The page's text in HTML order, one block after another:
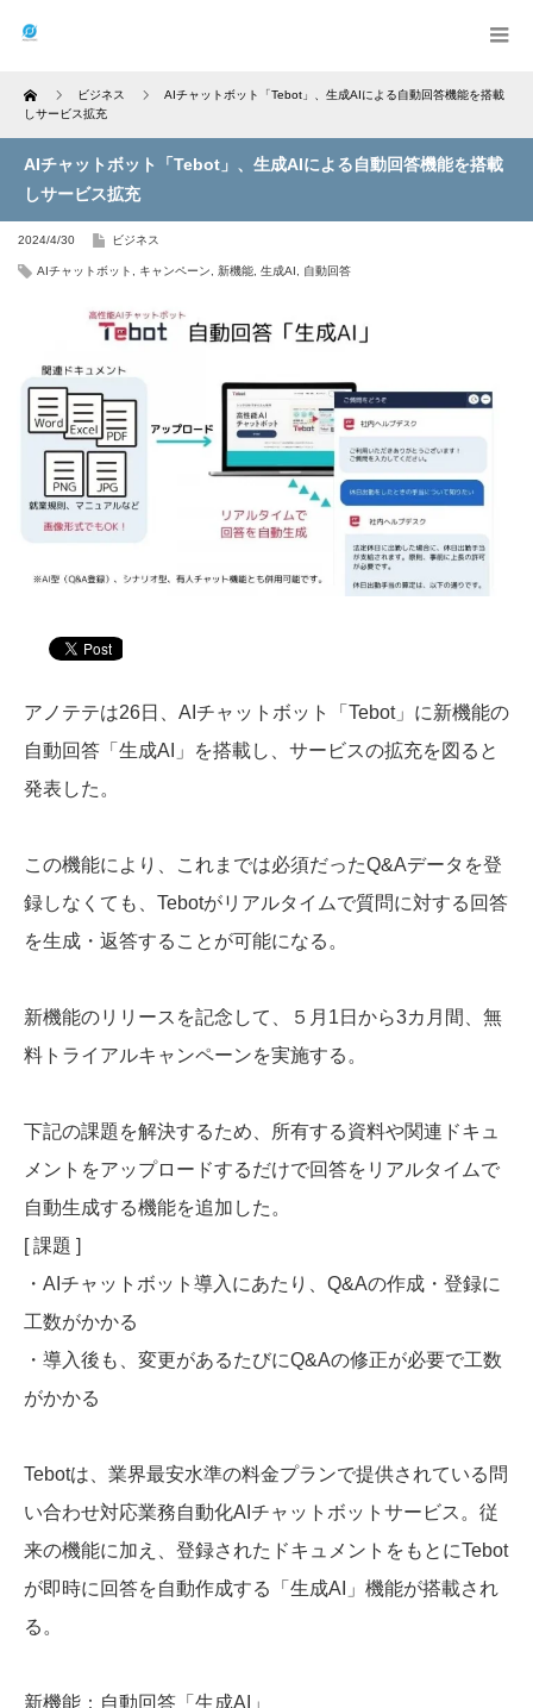
Home ビジネス
AIチャットボット「Tebot」、生成AIによる自動回答機能を搭載
しサービス拡充
AIチャットボット「Tebot」、生成AIによる自動回答機能を搭載
しサービス拡充
2024/4/30 ビジネス
AIチャットボット キャンペーン 新機能 生成AI 自動回答
アノテテは26日、AIチャットボット「Tebot」に新機能の
自動回答「生成AI」を搭載し、サービスの拡充を図ると
発表した。
この機能により、これまでは必須だったQ&Aデータを登
録しなくても、Tebotがリアルタイムで質問に対する回答
を生成・返答することが可能になる。
新機能のリリースを記念して、５月1日から3カ月間、無
料トライアルキャンペーンを実施する。
下記の課題を解決するため、所有する資料や関連ドキュ
メントをアップロードするだけで回答をリアルタイムで
自動生成する機能を追加した。
[ 課題 ]
・AIチャットボット導入にあたり、Q&Aの作成・登録に
工数がかかる
・導入後も、変更があるたびにQ&Aの修正が必要で工数
がかかる
Tebotは、業界最安水準の料金プランで提供されている問
い合わせ対応業務自動化AIチャットボットサービス。従
来の機能に加え、登録されたドキュメントをもとにTebot
が即時に回答を自動作成する「生成AI」機能が搭載され
る。
新機能：自動回答「生成AI」